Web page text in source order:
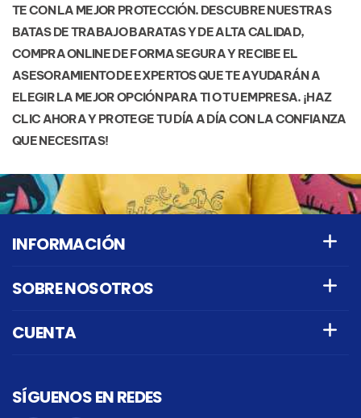
TE CON LA MEJOR PROTECCIÓN. DESCUBRE NUESTRAS
BATAS DE TRABAJO BARATAS Y DE ALTA CALIDAD,
COMPRA ONLINE DE FORMA SEGURA Y RECIBE EL
ASESORAMIENTO DE EXPERTOS QUE TE AYUDARÁN A
ELEGIR LA MEJOR OPCIÓN PARA TI O TU EMPRESA. ¡HAZ
CLIC AHORA Y PROTEGE TU DÍA A DÍA CON LA CONFIANZA
QUE NECESITAS!
INFORMACIÓN
SOBRE NOSOTROS
CUENTA
SÍGUENOS EN REDES